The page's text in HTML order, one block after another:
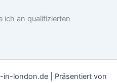
ich an qualifizierten
london.de | Präsentiert von